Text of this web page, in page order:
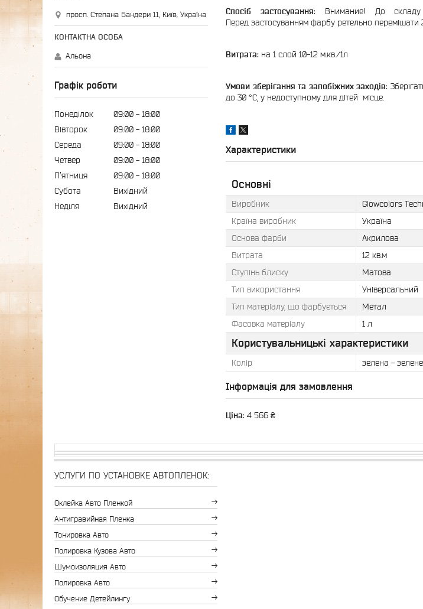
Спосіб застосування:Внимание! До складу
Перед застосуванням фарбу ретельно перемішати
Витрата: на 1 слой 10-12 м.кв./1л
Умови зберігання та запобіжних заходів:
до 30 °C, у недоступному для дітей місце.
Характеристики
Основні
Виробник
Glowcolors
Країна виробник
Україна
Основа фарби
Акрилова
Витрата
12 кв.м
Ступінь блиску
Матова
Тип використання
Універсальний
Тип матеріалу, що фарбується
Метал
Фасовка матеріалу
1 л
Користувальницькі характеристики
Колір зелена - зелене
Інформація для замовлення
Ціна: 4 566 ₴
просп. Степана Бандери 11, Київ, Україна
Альона
Графік роботи
Понеділок 09:00
18:00
Вівторок
09:00
18:00
Середа
09:00
18:00
Четвер
09:00
18:00
Пʼятниця
09:00
18:00
Субота
Вихідний
Неділя
Вихідний
УСЛУГИ ПО УСТАНОВКЕ АВТОПЛЕНОК:
Оклейка Авто Пленкой
Антигравийная Пленка
Тонировка Авто
Полировка Кузова Авто
Шумоизоляция Авто
Полировка Авто
Обучение Детейлингу